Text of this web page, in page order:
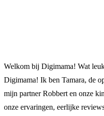
Welkom bij Digimama! Wat
Digimama! Ik ben Tamara, de
mijn partner Robbert en onze
onze ervaringen, eerlijke